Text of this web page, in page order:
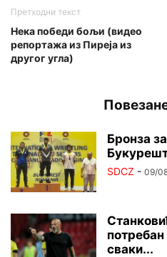
Претходни текст
Нека победи бољи (видео
репортажа из Пиреја из
другог угла)
Бронза
SDCZ - 09/
потребан
сваки...